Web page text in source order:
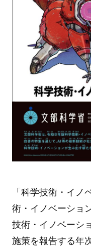
「科学技術・イノ
術・イノベーショ
技術・イノベーシ
施策を報告する年